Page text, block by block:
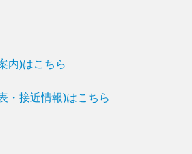
内)はこちら
・接近情報)はこちら